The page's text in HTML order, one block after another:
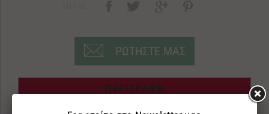
ΡΩΤΗΣΤΕ ΜΑΣ
ΠΕΡΙΓΡΑΦΗ